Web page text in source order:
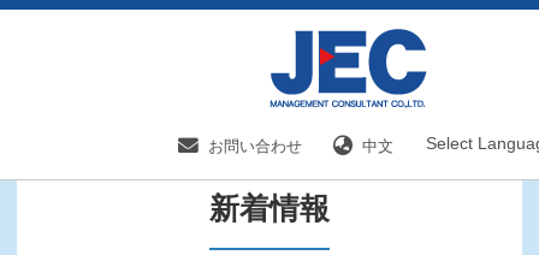
お問い合わせ 中文 Select
新着情報
新着情報